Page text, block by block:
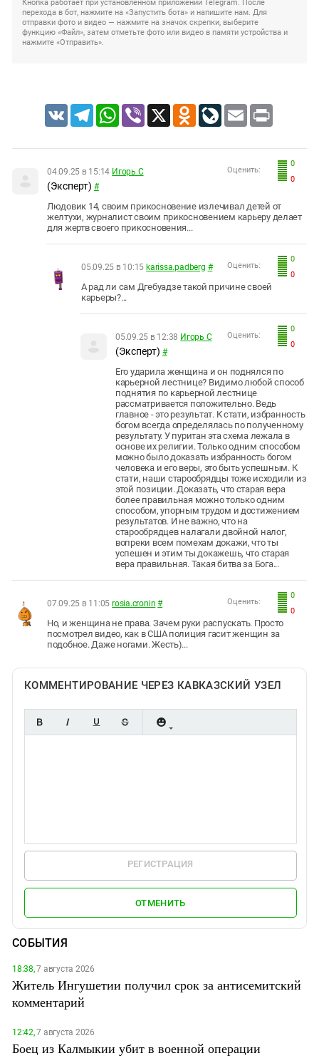
Кнопка работает при установленном приложении Telegram. После
перехода в бот, нажмите на «Запустить бота» и напишите нам. Для
отправки фото и видео — нажмите на значок скрепки, выберите
функцию «Файл», затем отметьте фото или видео в памяти устройства и
нажмите «Отправить».
VK TelegramWhatsApp
Viber X Odnoklassniki
LiveJournal
Email Print
0
0
Оценить:
04.09.25 в 15:14 Игорь С
(Эксперт) #
Людовик 14, своим прикосновение излечивал детей от
желтухи, журналист своим прикосновением карьеру делает
для жертв своего прикосновения...
0
0
Оценить:
05.09.25 в 10:15 karissa.padberg #
А рад ли сам Дгебуадзе такой причине своей
карьеры?...
0
0
Оценить:
05.09.25 в 12:38 Игорь С
(Эксперт) #
Его ударила женщина и он поднялся по
карьерной лестнице? Видимо любой способ
поднятия по карьерной лестнице
рассматривается положительно. Ведь
главное - это результат. К стати, избранность
богом всегда определялась по полученному
результату. У пуритан эта схема лежала в
основе их религии. Только одним способом
можно было доказать избранность богом
человека и его веры, это быть успешным. К
стати, наши старообрядцы тоже исходили из
этой позиции. Доказать, что старая вера
более правильная можно только одним
способом, упорным трудом и достижением
результатов. И не важно, что на
старообрядцев налагали двойной налог,
вопреки всем помехам докажи, что ты
успешен и этим ты докажешь, что старая
вера правильная. Такая битва за Бога...
0
0
Оценить:
07.09.25 в 11:05 rosia.cronin #
Но, и женщина не права. Зачем руки распускать. Просто
посмотрел видео, как в США полиция гасит женщин за
подобное. Даже ногами. Жесть)...
КОММЕНТИРОВАНИЕ ЧЕРЕЗ КАВКАЗСКИЙ УЗЕЛ
РЕГИСТРАЦИЯ
ОТМЕНИТЬ
СОБЫТИЯ
18:38,7 августа 2026
Житель Ингушетии получил срок за антисемитский
комментарий
12:42,7 августа 2026
Боец из Калмыкии убит в военной операции